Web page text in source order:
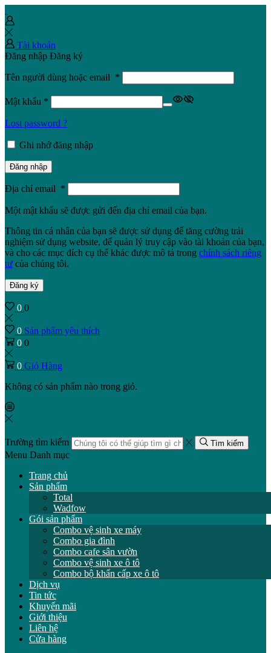
Tài khoản
Đăng nhập Đăng ký
Tên người dùng hoặc email *
Mật khẩu *
Lost password ?
Ghi nhớ đăng nhập
Đăng nhập
Địa chỉ email *
Một mật khẩu sẽ được gửi đến địa chỉ email của bạn.
Thông tin cá nhân của bạn sẽ được sử dụng để tăng cường trải
nghiệm sử dụng website, để quản lý truy cập vào tài khoản của bạn,
và cho các mục đích cụ thể khác được mô tả trong chính sách riêng
tư của chúng tôi.
Đăng ký
0 0
0 Sản phẩm yêu thích
0 0
0 Giỏ Hàng
Không có sản phẩm nào trong giỏ.
Trường tìm kiếm Tìm kiếm
Menu Danh mục
Trang chủ
Sản phẩm
Total
Wadfow
Gói sản phẩm
Combo vệ sinh xe máy
Combo gia đình
Combo cafe sân vườn
Combo vệ sinh xe ô tô
Combo bộ khẩn cấp xe ô tô
Dịch vụ
Tin tức
Khuyến mãi
Giới thiệu
Liên hệ
Cửa hàng